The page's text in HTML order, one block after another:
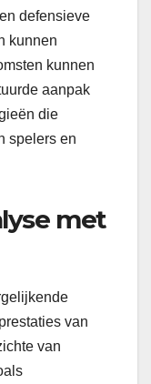
defensieve
kunnen
kunnen
aanpak
die
spelers en
met
van
van